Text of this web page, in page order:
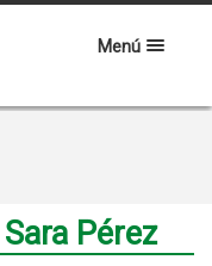
Menú
Pérez